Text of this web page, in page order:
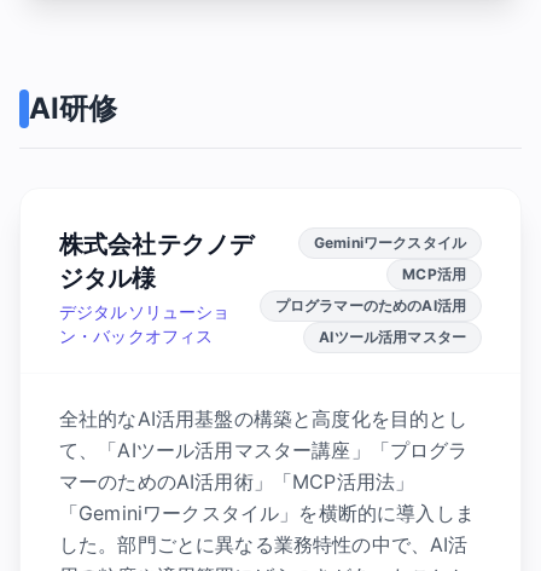
AI研修
株式会社テクノデ
ジタル様
デジタルソリューショ
ン・バックオフィス
Geminiワークスタイル
MCP活用
プログラマーのためのAI活用
AIツール活用マスター
全社的なAI活用基盤の構築と高度化を目的とし
て、「AIツール活用マスター講座」「プログラ
マーのためのAI活用術」「MCP活用法」
「Geminiワークスタイル」を横断的に導入しま
した。部門ごとに異なる業務特性の中で、AI活